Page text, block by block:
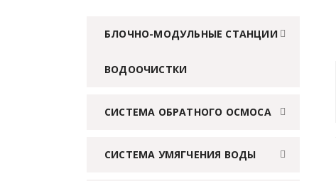
БЛОЧНО-МОДУЛЬНЫЕ СТАНЦИИ
ВОДООЧИСТКИ
СИСТЕМА ОБРАТНОГО ОСМОСА
СИСТЕМА УМЯГЧЕНИЯ ВОДЫ